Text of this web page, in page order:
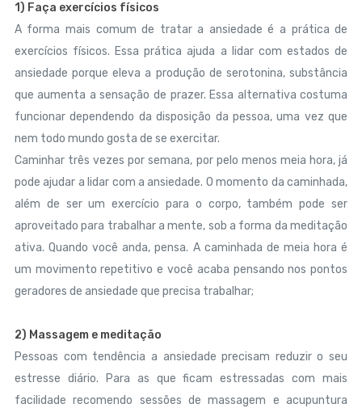
1) Faça exercícios físicos
A forma mais comum de tratar a ansiedade é a prática de
exercícios físicos. Essa prática ajuda a lidar com estados de
ansiedade porque eleva a produção de serotonina, substância
que aumenta a sensação de prazer. Essa alternativa costuma
funcionar dependendo da disposição da pessoa, uma vez que
nem todo mundo gosta de se exercitar.
Caminhar três vezes por semana, por pelo menos meia hora, já
pode ajudar a lidar com a ansiedade. O momento da caminhada,
além de ser um exercício para o corpo, também pode ser
aproveitado para trabalhar a mente, sob a forma da meditação
ativa. Quando você anda, pensa. A caminhada de meia hora é
um movimento repetitivo e você acaba pensando nos pontos
geradores de ansiedade que precisa trabalhar;
2) Massagem e meditação
Pessoas com tendência a ansiedade precisam reduzir o seu
estresse diário. Para as que ficam estressadas com mais
facilidade recomendo sessões de massagem e acupuntura